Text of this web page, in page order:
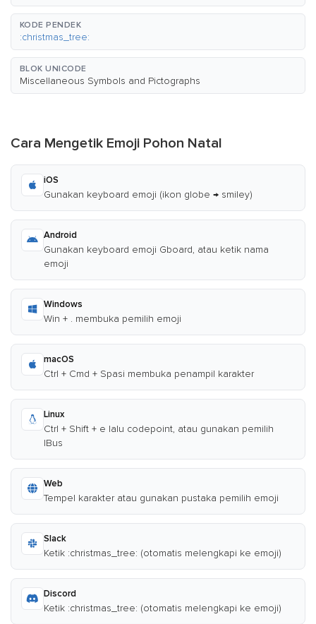
KODE PENDEK
:christmas_tree:
BLOK UNICODE
Miscellaneous Symbols and Pictographs
Cara Mengetik Emoji Pohon Natal
iOS
Gunakan keyboard emoji (ikon globe → smiley)
Android
Gunakan keyboard emoji Gboard, atau ketik nama
emoji
Windows
Win + . membuka pemilih emoji
macOS
Ctrl + Cmd + Spasi membuka penampil karakter
Linux
Ctrl + Shift + e lalu codepoint, atau gunakan pemilih
IBus
Web
Tempel karakter atau gunakan pustaka pemilih emoji
Slack
Ketik :christmas_tree: (otomatis melengkapi ke emoji)
Discord
Ketik :christmas_tree: (otomatis melengkapi ke emoji)